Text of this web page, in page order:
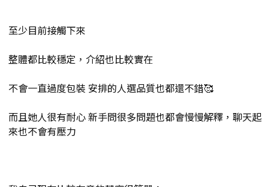
至少目前接觸下來
整體都比較穩定，介紹也比較實在
不會一直過度包裝 安排的人選品質也都還不錯🥰
而且她人很有耐心 新手問很多問題也都會慢慢解釋，聊天起
來也不會有壓力